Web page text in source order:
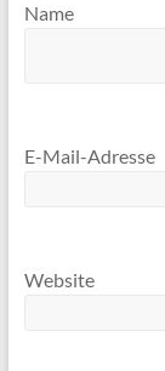
Name
E-Mail-Adresse
Website